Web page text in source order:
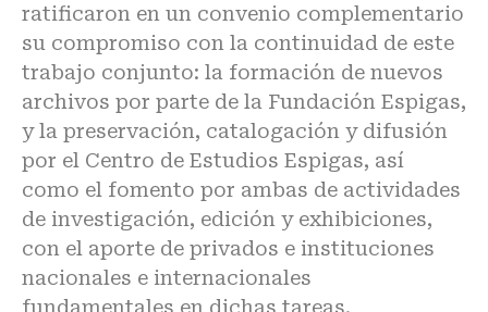
ratificaron en un convenio complementario
su compromiso con la continuidad de este
trabajo conjunto: la formación de nuevos
archivos por parte de la Fundación Espigas,
y la preservación, catalogación y difusión
por el Centro de Estudios Espigas, así
como el fomento por ambas de actividades
de investigación, edición y exhibiciones,
con el aporte de privados e instituciones
nacionales e internacionales
fundamentales en dichas tareas.